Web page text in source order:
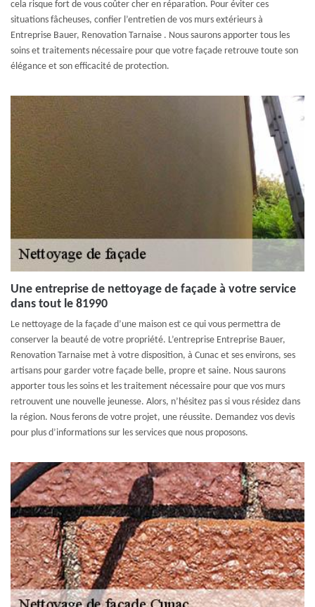
cela risque fort de vous coûter cher en réparation. Pour éviter ces
situations fâcheuses, confier l’entretien de vos murs extérieurs à
Entreprise Bauer, Renovation Tarnaise . Nous saurons apporter tous les
soins et traitements nécessaire pour que votre façade retrouve toute son
élégance et son efficacité de protection.
Une entreprise de nettoyage de façade à votre service
dans tout le 81990
Le nettoyage de la façade d’une maison est ce qui vous permettra de
conserver la beauté de votre propriété. L’entreprise Entreprise Bauer,
Renovation Tarnaise met à votre disposition, à Cunac et ses environs, ses
artisans pour garder votre façade belle, propre et saine. Nous saurons
apporter tous les soins et les traitement nécessaire pour que vos murs
retrouvent une nouvelle jeunesse. Alors, n’hésitez pas si vous résidez dans
la région. Nous ferons de votre projet, une réussite. Demandez vos devis
pour plus d’informations sur les services que nous proposons.